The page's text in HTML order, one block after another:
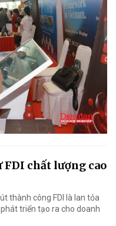
FDI chất lượng cao
thành công FDI là lan tỏa
triển tạo ra cho doanh